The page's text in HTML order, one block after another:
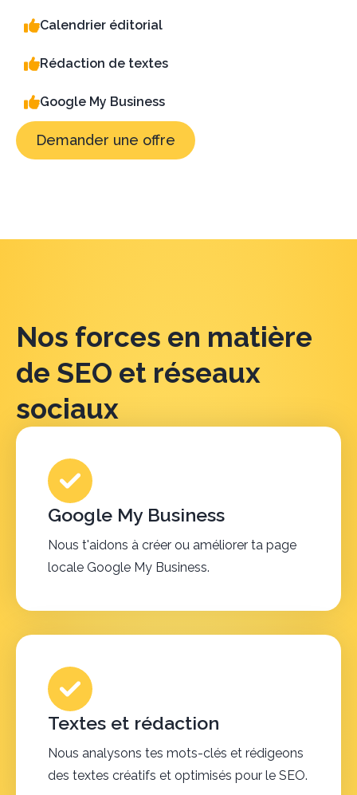
Calendrier éditorial
Rédaction de textes
Google My Business
Demander une offre
Nos forces en matière
de SEO et réseaux
sociaux
Google My Business
Nous t'aidons à créer ou améliorer ta page
locale Google My Business.
Textes et rédaction
Nous analysons tes mots-clés et rédigeons
des textes créatifs et optimisés pour le SEO.